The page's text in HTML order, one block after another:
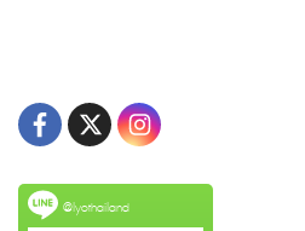
@lyothailand